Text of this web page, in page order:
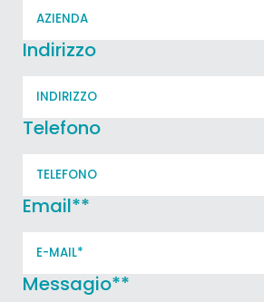
Indirizzo
Telefono
Email**
Messagio**